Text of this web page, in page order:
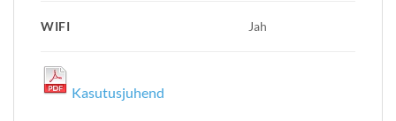
WIFI Jah
Kasutusjuhend